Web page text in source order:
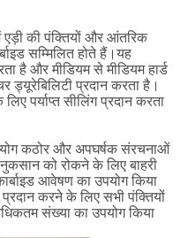
एड़ी की पंक्तियों और आंतरिक
सम्मिलित होते हैं।यह
है और मीडियम से मीडियम हार्ड
ड्यूरेबिलिटी प्रदान करता है।
पर्याप्त सीलिंग प्रदान करता
कठोर और अपघर्षक संरचनाओं
को रोकने के लिए बाहरी
आवेषण का उपयोग किया
करने के लिए सभी पंक्तियों
संख्या का उपयोग किया